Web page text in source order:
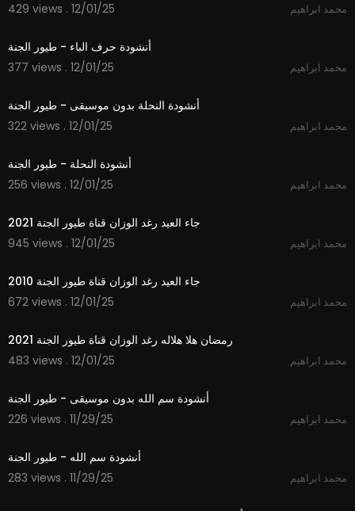
429 views . 12/01/25
محمد ابراهيم
أنشودة حرف الباء - طيور الجنة
377 views . 12/01/25
محمد ابراهيم
أنشودة النحلة بدون موسيقى - طيور الجنة
322 views . 12/01/25
محمد ابراهيم
أنشودة النحلة - طيور الجنة
256 views . 12/01/25
محمد ابراهيم
جاء العيد رغد الوزان قناة طيور الجنة 2021
945 views . 12/01/25
محمد ابراهيم
جاء العيد رغد الوزان قناة طيور الجنة 2010
672 views . 12/01/25
محمد ابراهيم
رمضان هلا هلاله رغد الوزان قناة طيور الجنة 2021
483 views . 12/01/25
محمد ابراهيم
أنشودة سم الله بدون موسيقى - طيور الجنة
226 views . 11/29/25
محمد ابراهيم
أنشودة سم الله - طيور الجنة
283 views . 11/29/25
محمد ابراهيم